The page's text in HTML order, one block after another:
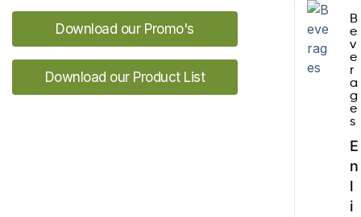
Download our Promo's
Download our Product List
B
e
v
e
r
a
g
e
s
E
n
l
i